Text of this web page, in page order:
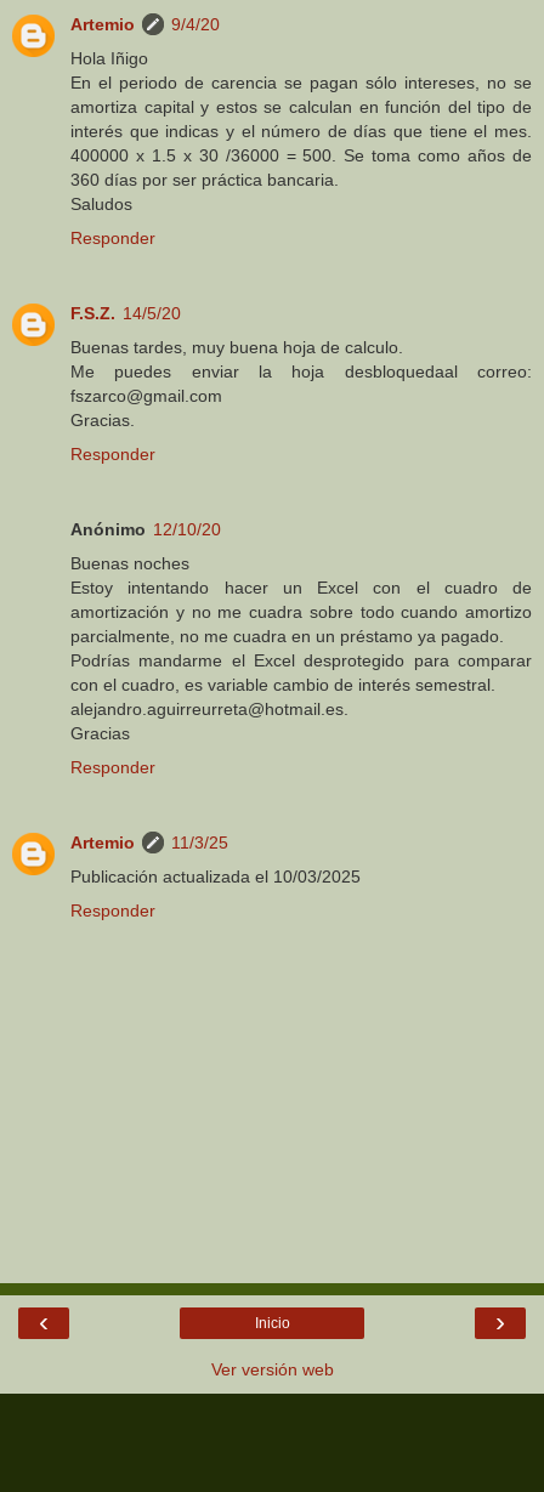
Artemio
9/4/20
Hola Iñigo
En el periodo de carencia se pagan sólo intereses, no se
amortiza capital y estos se calculan en función del tipo de
interés que indicas y el número de días que tiene el mes.
400000 x 1.5 x 30 /36000 = 500. Se toma como años de
360 días por ser práctica bancaria.
Saludos
Responder
F.S.Z. 14/5/20
Buenas tardes, muy buena hoja de calculo.
Me puedes enviar la hoja desbloquedaal correo:
fszarco@gmail.com
Gracias.
Responder
Anónimo 12/10/20
Buenas noches
Estoy intentando hacer un Excel con el cuadro de
amortización y no me cuadra sobre todo cuando amortizo
parcialmente, no me cuadra en un préstamo ya pagado.
Podrías mandarme el Excel desprotegido para comparar
con el cuadro, es variable cambio de interés semestral.
alejandro.aguirreurreta@hotmail.es.
Gracias
Responder
Artemio
11/3/25
Publicación actualizada el 10/03/2025
Responder
‹ ›
Inicio
Ver versión web